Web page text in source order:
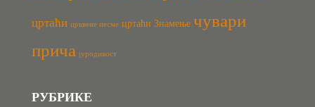
цртаћи црквене песме цртаћи Знамење чувари
прича јуродивост
РУБРИКЕ